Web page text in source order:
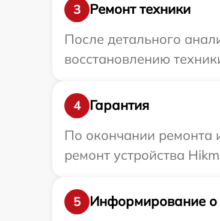
3
Ремонт техники
После детального
восстановлению
4
Гарантия
По окончании ремонта
ремонт устройства
5
Информирование о